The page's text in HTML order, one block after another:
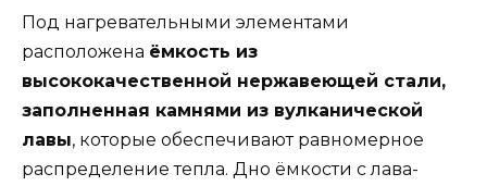
Под нагревательными элементами
расположена ёмкость из
высококачественной нержавеющей стали,
заполненная камнями из вулканической
лавы, которые обеспечивают равномерное
распределение тепла. Дно ёмкости с лава-